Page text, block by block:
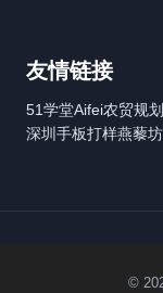
友情链接
51学堂Aifei农贸规
深圳手板打样燕藜坊
©